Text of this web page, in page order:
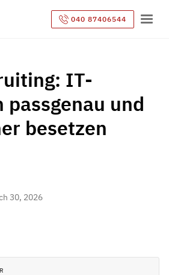
040 87406544
IT-
passgenau und
besetzen
30, 2026